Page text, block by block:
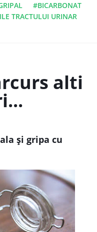
#BICARBONAT
TRACTULUI URINAR
alti
şi gripa cu